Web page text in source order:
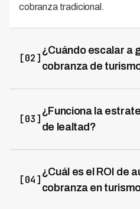
cobranza tradicional.
[02]
¿Cuándo escalar a
cobranza de
explícitamente hablar con
[03]
¿Funciona la
de lealtad?
30% y mejora
[04]
¿Cuál es el ROI de
cobranza en